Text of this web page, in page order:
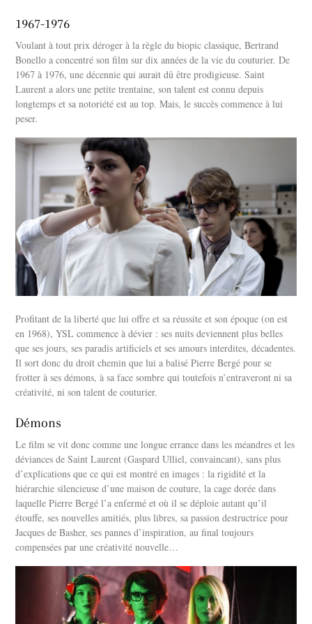
1967-1976
Voulant à tout prix déroger à la règle du biopic classique, Bertrand
Bonello a concentré son film sur dix années de la vie du couturier. De
1967 à 1976, une décennie qui aurait dû être prodigieuse. Saint
Laurent a alors une petite trentaine, son talent est connu depuis
longtemps et sa notoriété est au top. Mais, le succès commence à lui
peser.
Profitant de la liberté que lui offre et sa réussite et son époque (on est
en 1968), YSL commence à dévier : ses nuits deviennent plus belles
que ses jours, ses paradis artificiels et ses amours interdites, décadentes.
Il sort donc du droit chemin que lui a balisé Pierre Bergé pour se
frotter à ses démons, à sa face sombre qui toutefois n’entraveront ni sa
créativité, ni son talent de couturier.
Démons
Le film se vit donc comme une longue errance dans les méandres et les
déviances de Saint Laurent (Gaspard Ulliel, convaincant), sans plus
d’explications que ce qui est montré en images : la rigidité et la
hiérarchie silencieuse d’une maison de couture, la cage dorée dans
laquelle Pierre Bergé l’a enfermé et où il se déploie autant qu’il
étouffe, ses nouvelles amitiés, plus libres, sa passion destructrice pour
Jacques de Basher, ses pannes d’inspiration, au final toujours
compensées par une créativité nouvelle…